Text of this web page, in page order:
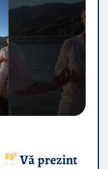
Vă prezint